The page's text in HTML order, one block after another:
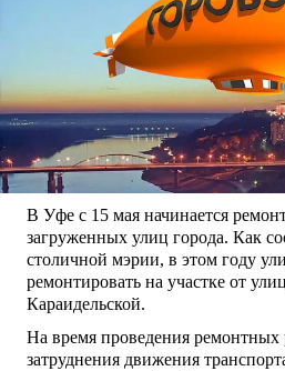
В Уфе с 15 мая начинается
загруженных улиц города. Как
столичной мэрии, в этом году
ремонтировать на участке от
Караидельской.
На время проведения
затруднения движения